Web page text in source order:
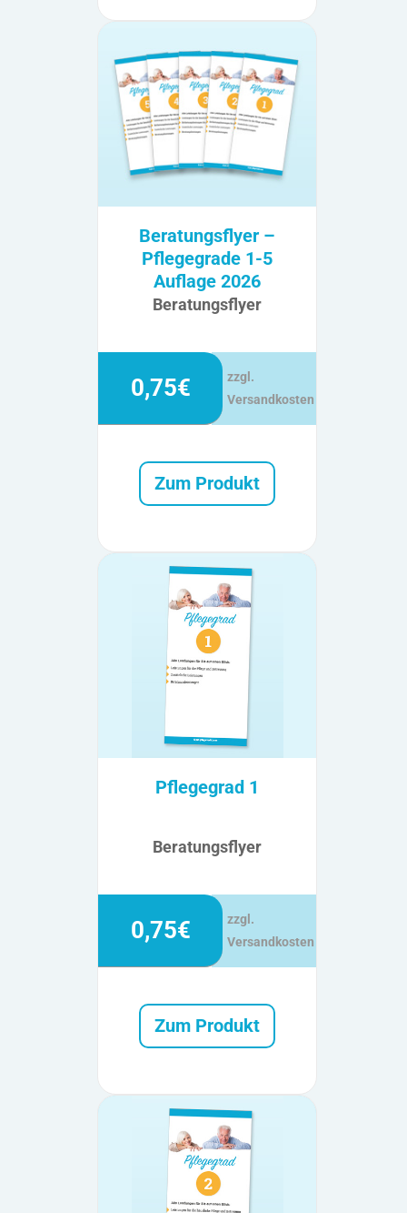
Beratungsflyer –
Pflegegrade 1-5
Auflage 2026
Beratungsflyer
0,75€
zzgl.
Versandkosten
Zum Produkt
Pflegegrad 1
Beratungsflyer
0,75€
zzgl.
Versandkosten
Zum Produkt